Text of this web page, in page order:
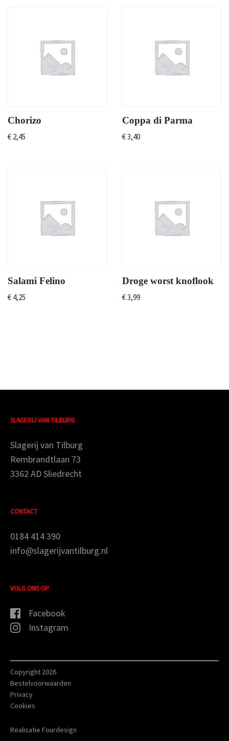
Chorizo
€ 2,45
Coppa di Parma
€3,40
Salami Felino
€ 4,25
Droge worst knoflook
€3,99
SLAGERIJ VAN TILBURG
Slagerij van Tilburg
Rembrandtlaan 73
3362 AD Sliedrecht
CONTACT
0184 414 390
info@slagerijvantilburg.nl
VOLG ONS OP
Facebook
Instagram
Copyright 2026
Bestelvoorwaarden
Privacy
Cookies
Realisatie Fourdesign